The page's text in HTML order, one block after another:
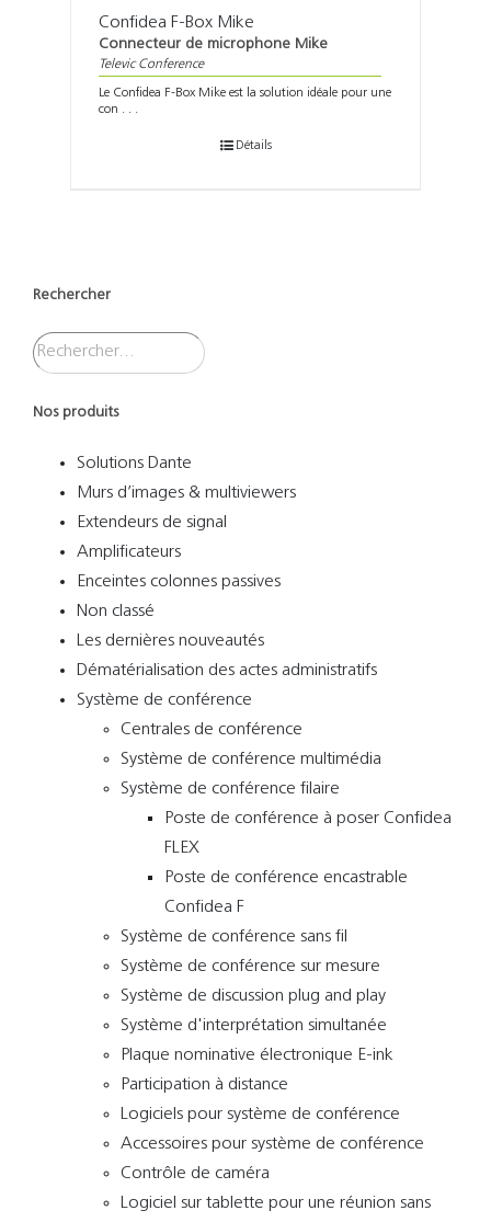
Confidea F-Box Mike
Connecteur de microphone Mike
Televic Conference
Le Confidea F-Box Mike est la solution idéale pour une
con . . .
Détails
Rechercher
Nos produits
Solutions Dante
Murs d’images & multiviewers
Extendeurs de signal
Amplificateurs
Enceintes colonnes passives
Non classé
Les dernières nouveautés
Dématérialisation des actes administratifs
Système de conférence
Centrales de conférence
Système de conférence multimédia
Système de conférence filaire
Poste de conférence à poser Confidea
FLEX
Poste de conférence encastrable
Confidea F
Système de conférence sans fil
Système de conférence sur mesure
Système de discussion plug and play
Système d'interprétation simultanée
Plaque nominative électronique E-ink
Participation à distance
Logiciels pour système de conférence
Accessoires pour système de conférence
Contrôle de caméra
Logiciel sur tablette pour une réunion sans